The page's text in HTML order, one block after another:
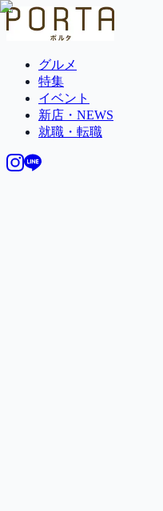
グルメ
特集
イベント
新店・NEWS
就職・転職